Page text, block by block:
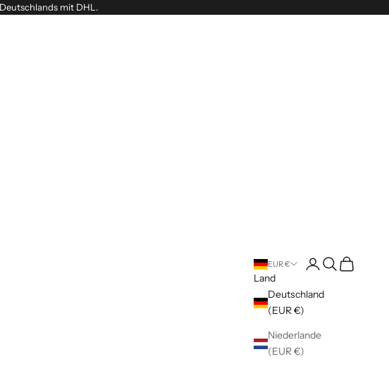
mit DHL.
EUR €
Land
Deutschland
(EUR €)
Niederlande
(EUR €)
Anmelden
SuchenWarenkorb